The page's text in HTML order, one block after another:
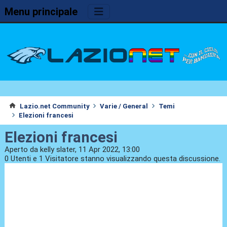
Menu principale
Lazio.net Community Varie / General
Temi
Elezioni francesi
Elezioni francesi
Aperto da kelly slater, 11 Apr 2022, 13:00
0 Utenti e 1 Visitatore stanno visualizzando questa discussione.